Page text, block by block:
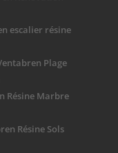
escalier résine
Plage
Résine Marbre
Résine Sols